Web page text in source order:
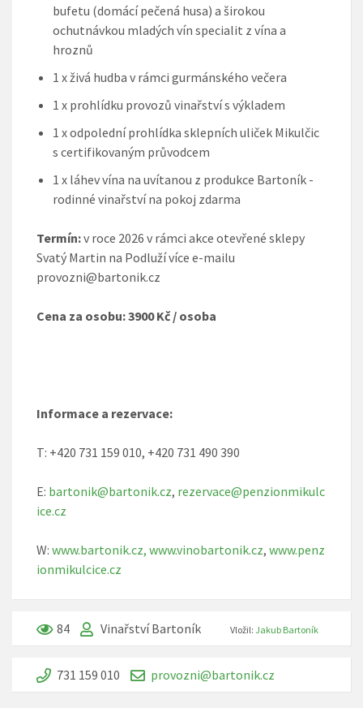
bufetu (domácí pečená husa) a širokou
ochutnávkou mladých vín specialit z vína a
hroznů
1 x živá hudba v rámci gurmánského večera
1 x prohlídku provozů vinařství s výkladem
1 x odpolední prohlídka sklepních uliček Mikulčic
s certifikovaným průvodcem
1 x láhev vína na uvítanou z produkce Bartoník -
rodinné vinařství na pokoj zdarma
Termín:v roce 2026 v rámci akce otevřené sklepy
Svatý Martin na Podluží více e-mailu
provozni@bartonik.cz
Cena za osobu: 3900 Kč / osoba
Informace a rezervace:
T: +420 731 159 010, +420 731 490 390
E: bartonik@bartonik.cz, rezervace@penzionmikulc
ice.cz
W: www.bartonik.cz, www.vinobartonik.cz, www.penz
ionmikulcice.cz
84 Vinařství Bartoník Vložil: Jakub Bartoník
731 159 010 provozni@bartonik.cz